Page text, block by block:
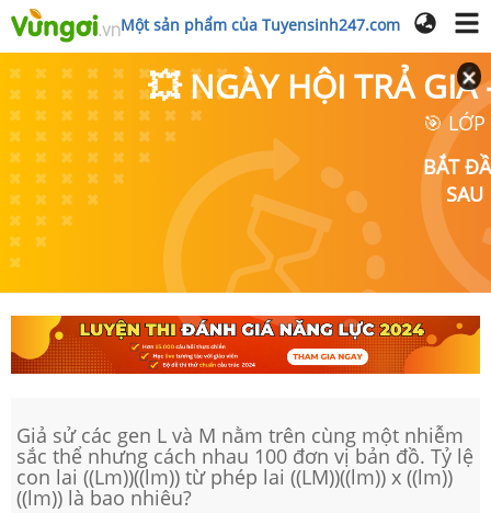
Một sản phẩm của Tuyensinh247.com
💥 NGÀY HỘI TRẢ GIÁ
🎯
BẮT
SAU
Giả sử các gen L và M nằm trên cùng một nhiễm
sắc thể nhưng cách nhau 100 đơn vị bản đồ. Tỷ lệ
con lai ((Lm))((lm)) từ phép lai ((LM))((lm)) x ((lm))
((lm)) là bao nhiêu?